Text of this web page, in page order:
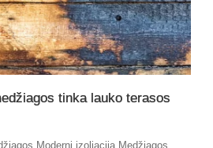
tinka lauko terasos
Moderni izoliacija Medžiagos